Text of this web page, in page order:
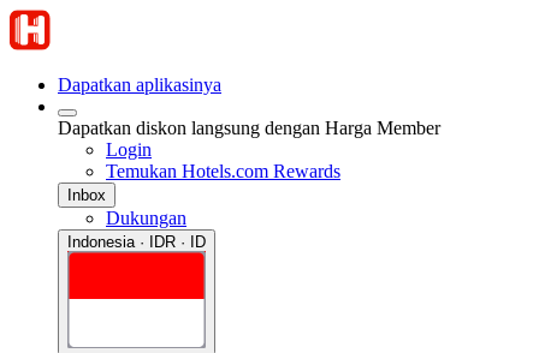
Dapatkan aplikasinya
Dapatkan diskon langsung dengan Harga Member
Login
Temukan Hotels.com Rewards
Inbox
Dukungan
Indonesia · IDR · ID